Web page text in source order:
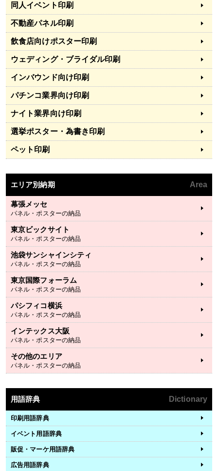
同人イベント印刷
不動産パネル印刷
飲食店向けポスター印刷
ウェディング・ブライダル印刷
インバウンド向け印刷
パチンコ業界向け印刷
ナイト業界向け印刷
選挙ポスター・為書き印刷
ペット印刷
エリア別納期 Area
幕張メッセ
パネル・ポスターの納品
東京ビックサイト
パネル・ポスターの納品
池袋サンシャインシティ
パネル・ポスターの納品
東京国際フォーラム
パネル・ポスターの納品
パシフィコ横浜
パネル・ポスターの納品
インテックス大阪
パネル・ポスターの納品
その他のエリア
パネル・ポスターの納品
用語辞典 Dictionary
印刷用語辞典
イベント用語辞典
販促・マーケ用語辞典
広告用語辞典